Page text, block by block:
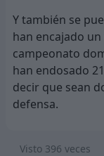
Y también se
han encajado
campeonato
han endosado
decir que sean
defensa.
Visto 396 veces